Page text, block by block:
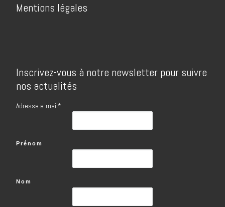
Mentions légales
Inscrivez-vous à notre newsletter pour suivre
nos actualités
Adresse e-mail*
Prénom
Nom